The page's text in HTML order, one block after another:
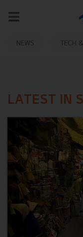
NEWS TECH
LATEST IN